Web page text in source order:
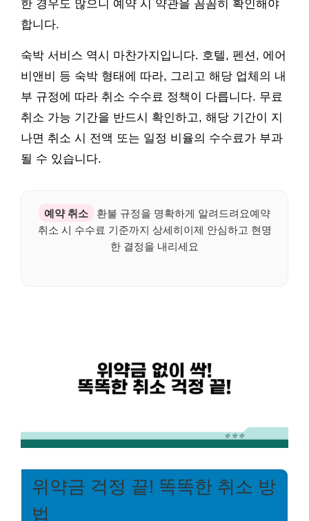
한 경우도 많으니 예약 시 약관을 꼼꼼히 확인해야
합니다.
숙박 서비스 역시 마찬가지입니다. 호텔, 펜션, 에어
비앤비 등 숙박 형태에 따라, 그리고 해당 업체의 내
부 규정에 따라 취소 수수료 정책이 다릅니다. 무료
취소 가능 기간을 반드시 확인하고, 해당 기간이 지
나면 취소 시 전액 또는 일정 비율의 수수료가 부과
될 수 있습니다.
예약 취소
환불 규정을 명확하게 알려드려요예약
취소 시 수수료 기준까지 상세히이제 안심하고 현명
한 결정을 내리세요
위약금 걱정 끝! 똑똑한 취소 방
법